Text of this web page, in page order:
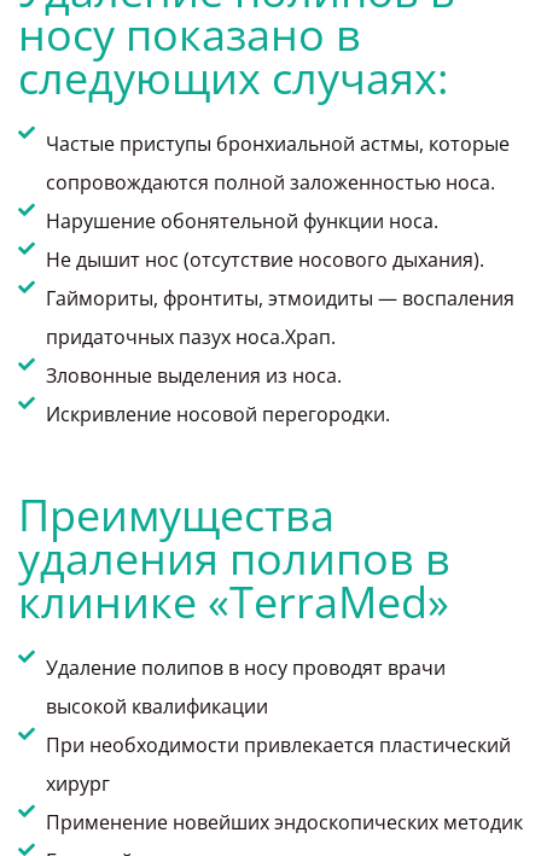
носу показано в
следующих случаях:
Частые приступы бронхиальной астмы, которые
сопровождаются полной заложенностью носа.
Нарушение обонятельной функции носа.
Не дышит нос (отсутствие носового дыхания).
Гаймориты, фронтиты, этмоидиты — воспаления
придаточных пазух носа.Храп.
Зловонные выделения из носа.
Искривление носовой перегородки.
Преимущества
удаления полипов в
клинике «TerraMed»
Удаление полипов в носу проводят врачи
высокой квалификации
При необходимости привлекается пластический
хирург
Применение новейших эндоскопических методик